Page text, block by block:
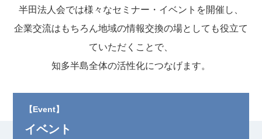
半田法人会では様々なセミナー・イベントを開催し、
企業交流はもちろん地域の情報交換の場としても役立て
ていただくことで、
知多半島全体の活性化につなげます。
【Event】
イベント